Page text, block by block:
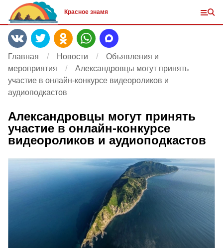
Красное знамя
Главная Новости
Объявления и
мероприятия
Александровцы могут принять
участие в онлайн-конкурсе видеороликов и
аудиоподкастов
Александровцы могут принять
участие в онлайн-конкурсе
видеороликов и аудиоподкастов